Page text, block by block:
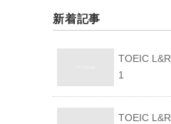
新着記事
TOEIC
1
TOEIC